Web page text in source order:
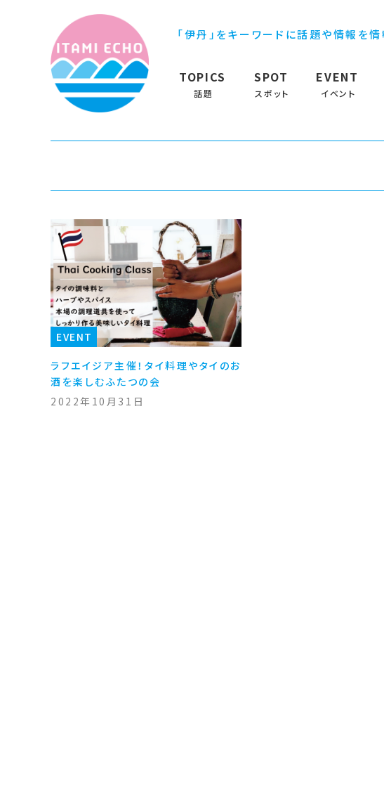
「伊丹」をキーワードに話題や情報を情
TOPICS
話題
SPOT
スポット
EVENT
イベント
EVENT
ラフエイジア主催！タイ料理やタイのお
酒を楽しむふたつの会
2022年10月31日